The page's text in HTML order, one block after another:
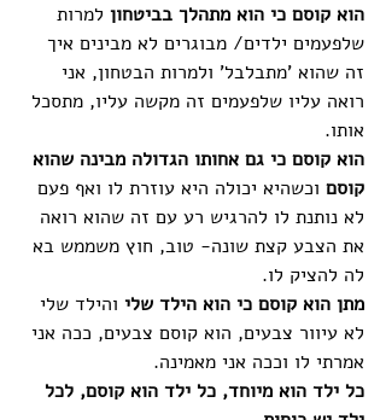
הוא קוסם כי הוא מתהלך בביטחון למרות
שלפעמים ילדים/ מבוגרים לא מבינים איך
זה שהוא 'מתבלבל' ולמרות הבטחון, אני
רואה עליו שלפעמים זה מקשה עליו, מתסכל
אותו.
הוא קוסם כי גם אחותו הגדולה מבינה שהוא
קוסם וכשהיא יכולה היא עוזרת לו ואף פעם
לא נותנת לו להרגיש רע עם זה שהוא רואה
את הצבע קצת שונה- טוב, חוץ משממש בא
לה להציק לו.
מתן הוא קוסם כי הוא הילד שלי והילד שלי
לא עיוור צבעים, הוא קוסם צבעים, ככה אני
אמרתי לו וככה אני מאמינה.
כל ילד הוא מיוחד, כל ילד הוא קוסם, לכל